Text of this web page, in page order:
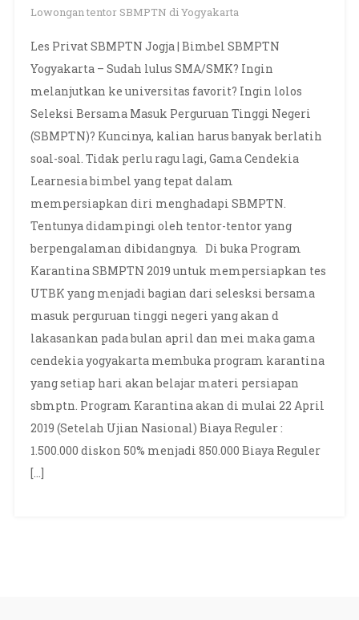
Lowongan tentor SBMPTN di Yogyakarta
Les Privat SBMPTN Jogja | Bimbel SBMPTN
Yogyakarta – Sudah lulus SMA/SMK? Ingin
melanjutkan ke universitas favorit? Ingin lolos
Seleksi Bersama Masuk Perguruan Tinggi Negeri
(SBMPTN)? Kuncinya, kalian harus banyak berlatih
soal-soal. Tidak perlu ragu lagi, Gama Cendekia
Learnesia bimbel yang tepat dalam
mempersiapkan diri menghadapi SBMPTN.
Tentunya didampingi oleh tentor-tentor yang
berpengalaman dibidangnya. Di buka Program
Karantina SBMPTN 2019 untuk mempersiapkan tes
UTBK yang menjadi bagian dari selesksi bersama
masuk perguruan tinggi negeri yang akan d
lakasankan pada bulan april dan mei maka gama
cendekia yogyakarta membuka program karantina
yang setiap hari akan belajar materi persiapan
sbmptn. Program Karantina akan di mulai 22 April
2019 (Setelah Ujian Nasional) Biaya Reguler :
1.500.000 diskon 50% menjadi 850.000 Biaya Reguler
[…]